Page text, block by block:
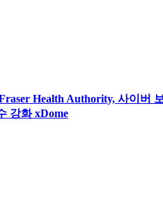
Health Authority, 사이버
강화 xDome